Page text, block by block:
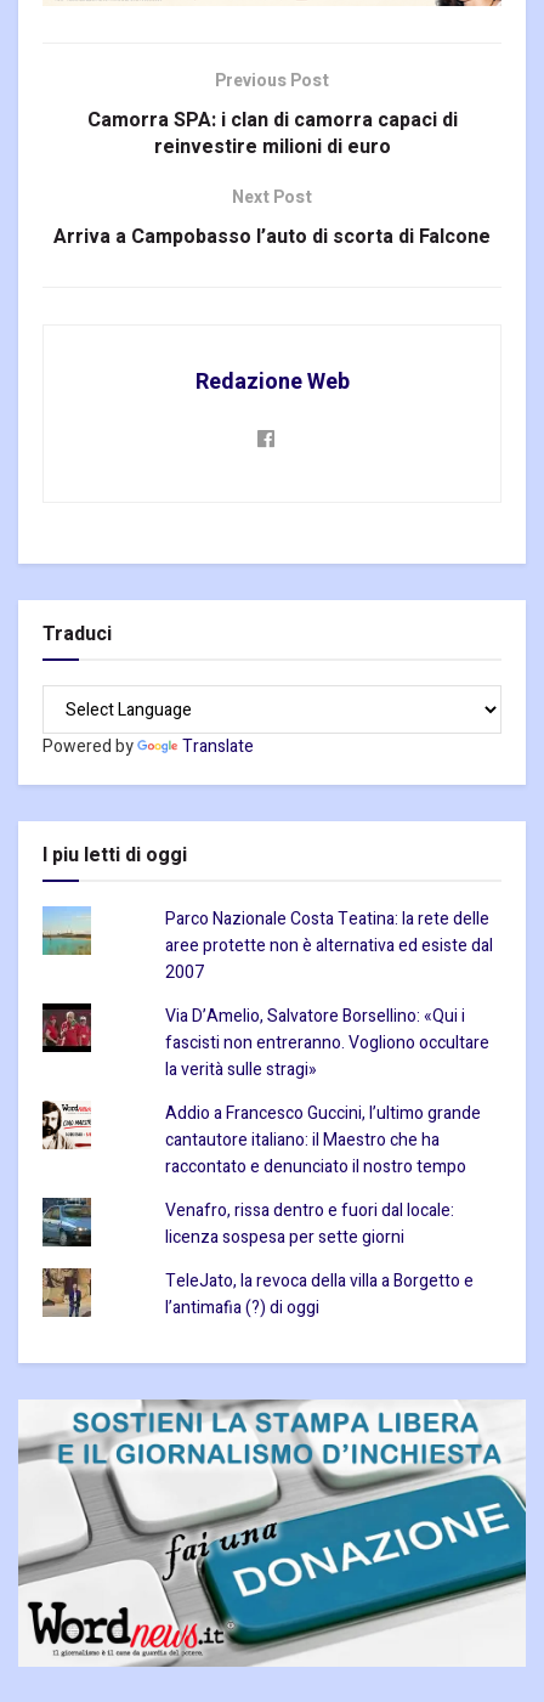
Previous Post
Camorra SPA: i clan di camorra capaci di
reinvestire milioni di euro
Next Post
Arriva a Campobasso l’auto di scorta di Falcone
Redazione Web
Traduci
Powered by Translate
I piu letti di oggi
Parco Nazionale Costa Teatina: la rete delle
aree protette non è alternativa ed esiste dal
2007
Via D’Amelio, Salvatore Borsellino: «Qui i
fascisti non entreranno. Vogliono occultare
la verità sulle stragi»
Addio a Francesco Guccini, l’ultimo grande
cantautore italiano: il Maestro che ha
raccontato e denunciato il nostro tempo
Venafro, rissa dentro e fuori dal locale:
licenza sospesa per sette giorni
TeleJato, la revoca della villa a Borgetto e
l’antimafia (?) di oggi